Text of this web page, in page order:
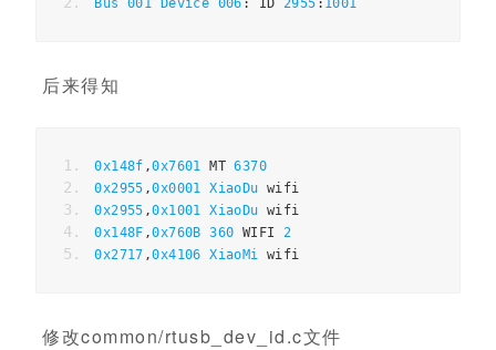
Bus
001 Device 006 : ID 2955 : 1001
后来得知
0x148f ,0x7601 MT 6370
0x2955 ,0x0001 XiaoDu wifi
0x2955 ,0x1001 XiaoDu wifi
0x148F ,0x760B 360 WIFI 2
0x2717 ,0x4106 XiaoMi wifi
修改common/rtusb_dev_id.c文件